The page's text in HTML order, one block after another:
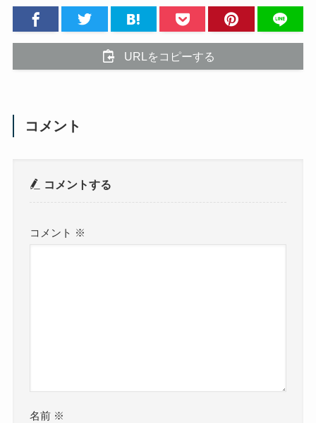
URLをコピーする
コメント
コメントする
コメント ※
名前 ※